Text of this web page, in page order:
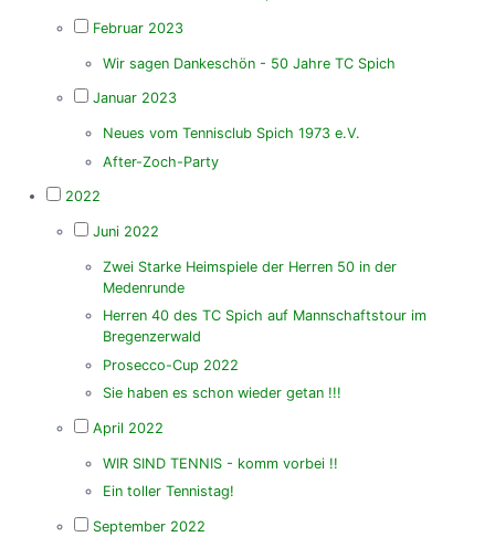
Februar 2023
Wir sagen Dankeschön - 50 Jahre TC Spich
Januar 2023
Neues vom Tennisclub Spich 1973 e.V.
After-Zoch-Party
2022
Juni 2022
Zwei Starke Heimspiele der Herren 50 in der
Medenrunde
Herren 40 des TC Spich auf Mannschaftstour im
Bregenzerwald
Prosecco-Cup 2022
Sie haben es schon wieder getan !!!
April 2022
WIR SIND TENNIS - komm vorbei !!
Ein toller Tennistag!
September 2022